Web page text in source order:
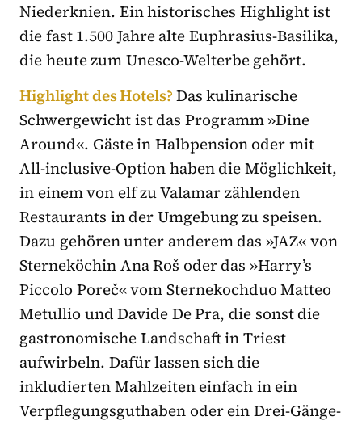
Niederknien. Ein historisches Highlight ist
die fast 1.500 Jahre alte Euphrasius-Basilika,
die heute zum Unesco-Welterbe gehört.
Highlight des Hotels?Das kulinarische
Schwergewicht ist das Programm »Dine
Around«. Gäste in Halbpension oder mit
All-inclusive-Option haben die Möglichkeit,
in einem von elf zu Valamar zählenden
Restaurants in der Umgebung zu speisen.
Dazu gehören unter anderem das »JAZ« von
Sterneköchin Ana Roš oder das »Harry’s
Piccolo Poreč« vom Sternekochduo Matteo
Metullio und Davide De Pra, die sonst die
gastronomische Landschaft in Triest
aufwirbeln. Dafür lassen sich die
inkludierten Mahlzeiten einfach in ein
Verpflegungsguthaben oder ein Drei-Gänge-